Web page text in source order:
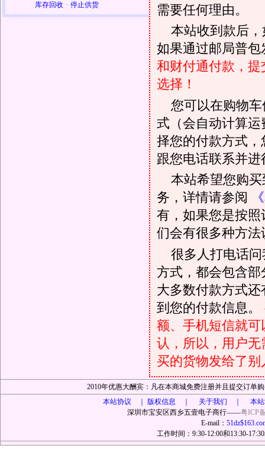
库存回收 · 停止供货
需要任何理由。
本站收到款后
如果通过邮局普包
和财付通付款，
选择！
您可以在购物
式（会自动计算
择您的付款方式
跟您电话联系并
本站希望您购
务，详情请参阅
有，如果您是按
们会有很多种方
很多人打电话
方式，都会包含
大多数付款方式
到您的付款信息。
额、手机短信就可
认，所以，用户
买的货物发给了别
2010年优惠大酬宾：凡在本商城免费注册并且提交订单
本站协议 ｜
版权信息 ｜ 关于我们 ｜ 本
深圳市宝安区西乡五壹电子商行——粤ICP
E-mail：
工作时间：9:30-12:00和13:30-